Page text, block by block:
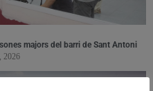
majors del barri de Sant Antoni
2026